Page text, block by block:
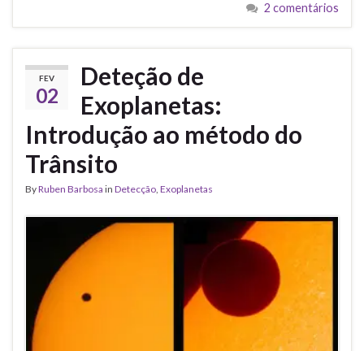
2 comentários
FEV
02
Deteção de
Exoplanetas:
Introdução ao método do
Trânsito
ByRuben Barbosa in Detecção, Exoplanetas